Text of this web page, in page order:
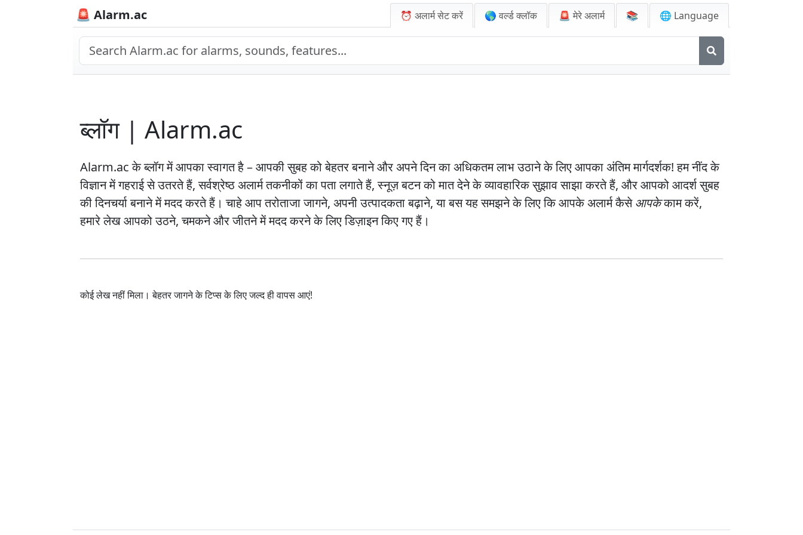
🚨 Alarm.ac ⏰ अलार्म सेट करें 🌎 वर्ल्ड क्लॉक 🚨मेरे अलार्म 📚 🌐 Language
ब्लॉग | Alarm.ac
Alarm.ac के ब्लॉग में आपका स्वागत है – आपकी सुबह को बेहतर बनाने और अपने दिन का अधिकतम लाभ उठाने के लिए आपका अंतिम मार्गदर्शक! हम नींद के
विज्ञान में गहराई से उतरते हैं, सर्वश्रेष्ठ अलार्म तकनीकों का पता लगाते हैं, स्नूज़ बटन को मात देने के व्यावहारिक सुझाव साझा करते हैं, और आपको आदर्श सुबह
की दिनचर्या बनाने में मदद करते हैं। चाहे आप तरोताजा जागने, अपनी उत्पादकता बढ़ाने, या बस यह समझने के लिए कि आपके अलार्म कैसेआपकेकाम करें,
हमारे लेख आपको उठने, चमकने और जीतने में मदद करने के लिए डिज़ाइन किए गए हैं।
कोई लेख नहीं मिला। बेहतर जागने के टिप्स के लिए जल्द ही वापस आएं!